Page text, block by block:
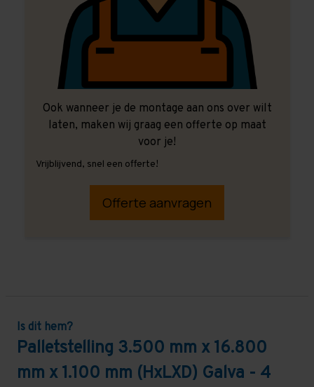
Ook wanneer je de montage aan ons over wilt
laten, maken wij graag een offerte op maat
voor je!
Vrijblijvend, snel een offerte!
Offerte aanvragen
Is dit hem?
Palletstelling 3.500 mm x 16.800
mm x 1.100 mm (HxLXD) Galva - 4